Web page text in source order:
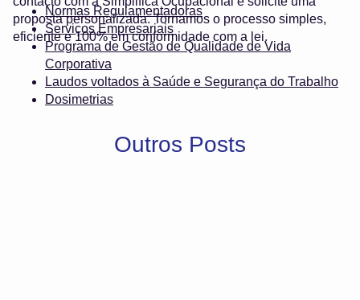
Normas Regulamentadoras
Serviços Empresariais
Programa de Gestão de Qualidade de Vida
Corporativa
Laudos voltados à Saúde e Segurança do Trabalho
Dosimetrias
proposta personalizada. Tornamos o processo simples,
eficiente e 100% em conformidade com a lei.
Outros Posts